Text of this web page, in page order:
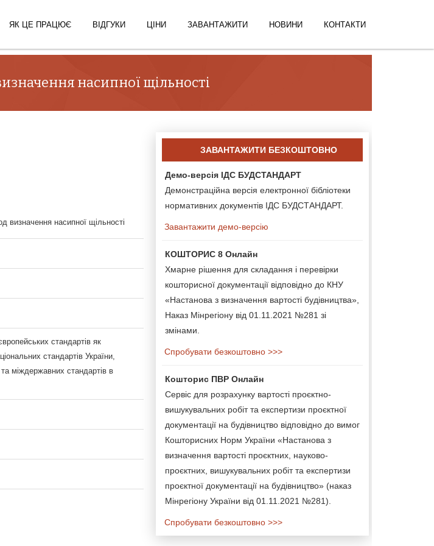
ЯК ЦЕ ПРАЦЮЄ ВІДГУКИ ЦІНИ ЗАВАНТАЖИТИ НОВИНИ КОНТАКТИ
насипної щільності
визначення насипної щільності
стандартів як
стандартів України,
міждержавних стандартів в
ЗАВАНТАЖИТИ БЕЗКОШТОВНО
Демо-версія ІДС БУДСТАНДАРТ
Демонстраційна версія електронної бібліотеки
нормативних документів ІДС БУДСТАНДАРТ.
Завантажити демо-версію
КОШТОРИС 8 Онлайн
Хмарне рішення для складання і перевірки
кошторисної документації відповідно до КНУ
«Настанова з визначення вартості будівництва»,
Наказ Мінрегіону від 01.11.2021 №281 зі
змінами.
Спробувати безкоштовно >>>
Кошторис ПВР Онлайн
Сервіс для розрахунку вартості проєктно-
вишукувальних робіт та експертизи проєктної
документації на будівництво відповідно до вимог
Кошторисних Норм України «Настанова з
визначення вартості проєктних, науково-
проєктних, вишукувальних робіт та експертизи
проєктної документації на будівництво» (наказ
Мінрегіону України від 01.11.2021 №281).
Спробувати безкоштовно >>>